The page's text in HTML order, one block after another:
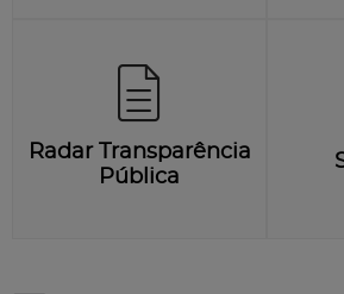
Radar Transparência
Pública